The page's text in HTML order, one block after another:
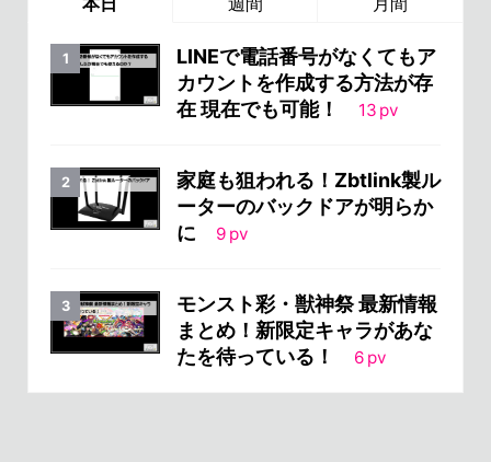
LINEで電話番号がなくてもア
カウントを作成する方法が存
在 現在でも可能！
13 pv
家庭も狙われる！Zbtlink製ル
ーターのバックドアが明らか
に
9 pv
モンスト彩・獣神祭 最新情報
まとめ！新限定キャラがあな
たを待っている！
6 pv